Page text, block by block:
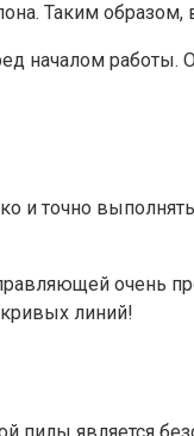
Таким
началом
и точно
очень
линий!